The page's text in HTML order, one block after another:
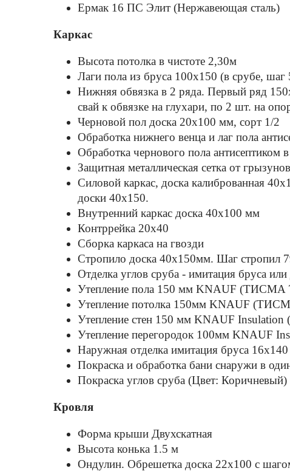
Ермак 16 ПС Элит (Нержавеющая сталь)
Каркас
Высота потолка в чистоте 2,30м
Лаги пола из бруса 100х150 (в срубе,
Нижняя обвязка в 2 ряда. Первый ряд
свай к обвязке на глухари, по 2 шт. на
Черновой пол доска 20х100 мм, сорт 1/2
Обработка нижнего венца и лаг пола
Обработка чернового пола антисептиком
Защитная металлическая сетка от грызунов
Силовой каркас, доска калиброванная
доски 40х150.
Внутренний каркас доска 40х100 мм
Контррейка 20х40
Сборка каркаса на гвозди
Стропило доска 40x150мм. Шаг стропил
Отделка углов сруба - имитация бруса или
Утепление пола 150 мм KNAUF (ТИСМА
Утепление потолка 150мм KNAUF
Утепление стен 150 мм KNAUF Insulation
Утепление перегородок 100мм KNAUF
Наружная отделка имитация бруса
Покраска и обработка бани снаружи в
Покраска углов сруба (Цвет: Коричневый)
Кровля
Форма крыши Двухскатная
Высота конька 1.5 м
Ондулин. Обрешетка доска 22х100 с